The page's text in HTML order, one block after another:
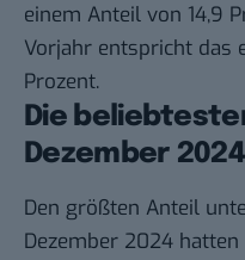
einem Anteil von 14,9
Vorjahr entspricht das
Prozent.
Die
Dezember 2024
Den größten Anteil
Dezember 2024